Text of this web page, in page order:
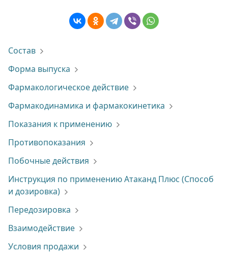
Состав
Форма выпуска
Фармакологическое действие
Фармакодинамика и фармакокинетика
Показания к применению
Противопоказания
Побочные действия
Инструкция по применению Атаканд Плюс (Способ
и дозировка)
Передозировка
Взаимодействие
Условия продажи